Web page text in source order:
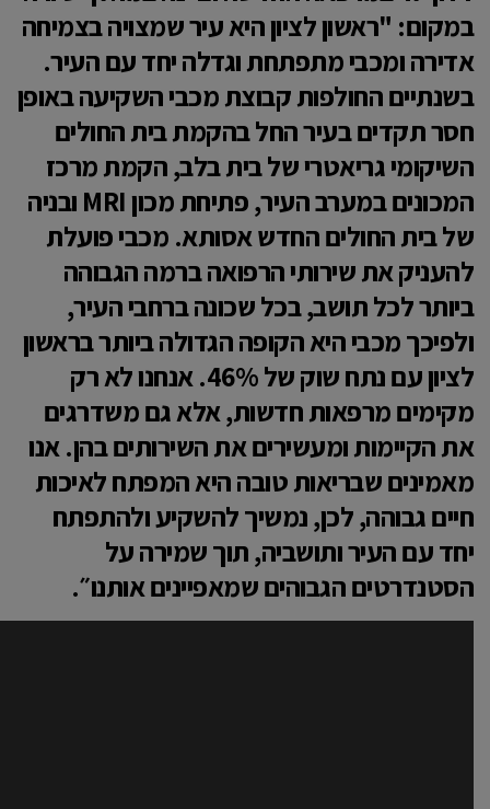
במקום: "ראשון לציון היא עיר שמצויה בצמיחה
אדירה ומכבי מתפתחת וגדלה יחד עם העיר.
בשנתיים החולפות קבוצת מכבי השקיעה באופן
חסר תקדים בעיר החל בהקמת בית החולים
השיקומי גריאטרי של בית בלב, הקמת מרכז
המכונים במערב העיר, פתיחת מכון MRI ובניה
של בית החולים החדש אסותא. מכבי פועלת
להעניק את שירותי הרפואה ברמה הגבוהה
ביותר לכל תושב, בכל שכונה ברחבי העיר,
ולפיכך מכבי היא הקופה הגדולה ביותר בראשון
לציון עם נתח שוק של 46%. אנחנו לא רק
מקימים מרפאות חדשות, אלא גם משדרגים
את הקיימות ומעשירים את השירותים בהן. אנו
מאמינים שבריאות טובה היא המפתח לאיכות
חיים גבוהה, לכן, נמשיך להשקיע ולהתפתח
יחד עם העיר ותושביה, תוך שמירה על
הסטנדרטים הגבוהים שמאפיינים אותנו״.